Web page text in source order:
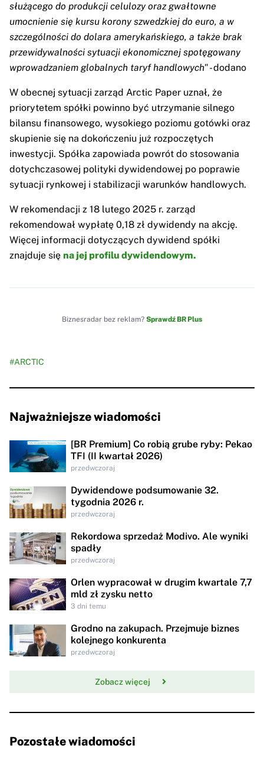
służącego do produkcji celulozy oraz gwałtowne
umocnienie się kursu korony szwedzkiej do euro, a w
szczególności do dolara amerykańskiego, a także brak
przewidywalności sytuacji ekonomicznej spotęgowany
wprowadzaniem globalnych taryf handlowych"- dodano
W obecnej sytuacji zarząd Arctic Paper uznał, że
priorytetem spółki powinno być utrzymanie silnego
bilansu finansowego, wysokiego poziomu gotówki oraz
skupienie się na dokończeniu już rozpoczętych
inwestycji. Spółka zapowiada powrót do stosowania
dotychczasowej polityki dywidendowej po poprawie
sytuacji rynkowej i stabilizacji warunków handlowych.
W rekomendacji z 18 lutego 2025 r. zarząd
rekomendował wypłatę 0,18 zł dywidendy na akcję.
Więcej informacji dotyczących dywidend spółki
znajduje się na jej profilu dywidendowym.
Biznesradar bez reklam? Sprawdź BR Plus
#ARCTIC
Najważniejsze wiadomości
[BR Premium] Co robią grube ryby: Pekao
TFI (II kwartał 2026)
przedwczoraj
Dywidendowe podsumowanie 32.
tygodnia 2026 r.
przedwczoraj
Rekordowa sprzedaż Modivo. Ale wyniki
spadły
przedwczoraj
Orlen wypracował w drugim kwartale 7,7
mld zł zysku netto
3 dni temu
Grodno na zakupach. Przejmuje biznes
kolejnego konkurenta
przedwczoraj
Zobacz więcej
Pozostałe wiadomości